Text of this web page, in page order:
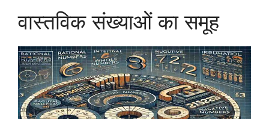
वास्तविक संख्याओं का समूह